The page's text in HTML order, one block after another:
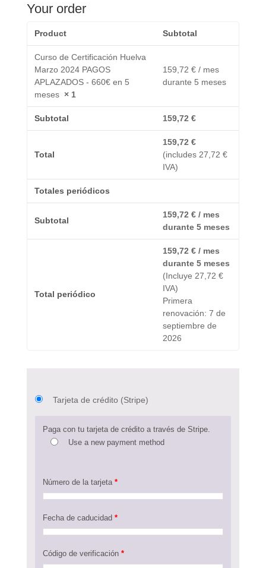
Your order
Product Subtotal
Curso de Certificación Huelva
Marzo 2024 PAGOS
APLAZADOS - 660€ en 5
meses × 1
159,72 € / mes
durante 5 meses
Subtotal 159,72 €
Total
159,72 €
(includes 27,72 €
IVA)
Totales periódicos
Subtotal
159,72 €/ mes
durante 5 meses
Total periódico
159,72 €/ mes
durante 5 meses
(Incluye 27,72 €
IVA)
Primera
renovación: 7 de
septiembre de
2026
Tarjeta de crédito (Stripe)
Paga con tu tarjeta de crédito a través de Stripe.
Use a new payment method
Número de la tarjeta *
Fecha de caducidad *
Código de verificación *